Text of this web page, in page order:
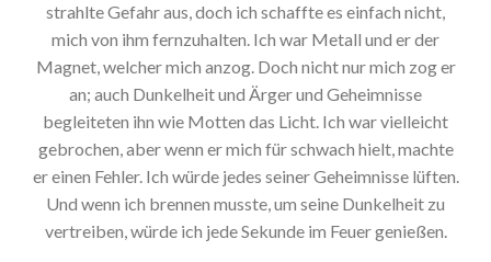
strahlte Gefahr aus, doch ich schaffte es einfach nicht,
mich von ihm fernzuhalten. Ich war Metall und er der
Magnet, welcher mich anzog. Doch nicht nur mich zog er
an; auch Dunkelheit und Ärger und Geheimnisse
begleiteten ihn wie Motten das Licht. Ich war vielleicht
gebrochen, aber wenn er mich für schwach hielt, machte
er einen Fehler. Ich würde jedes seiner Geheimnisse lüften.
Und wenn ich brennen musste, um seine Dunkelheit zu
vertreiben, würde ich jede Sekunde im Feuer genießen.